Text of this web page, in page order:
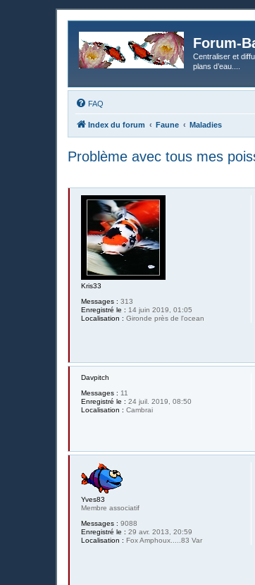
Forum-
Centraliser et
plans d’eau....
FAQ
Index du forum Faune Maladies
Problème avec tous mes
Kris33
Messages : 313
Enregistré le : 14 juin 2019, 01:05
Localisation : Gironde près de l'ocean
Davpitch
Messages : 11
Enregistré le : 24 juil. 2019, 08:50
Localisation : Cambrai
Yves83
Membre associatif
Messages : 9088
Enregistré le : 29 avr. 2013, 20:59
Localisation : Fox Amphoux.....83 Var